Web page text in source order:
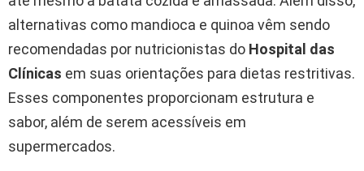
alternativas como mandioca e quinoa vêm sendo
recomendadas por nutricionistas do Hospital das
Clínicas em suas orientações para dietas restritivas.
Esses componentes proporcionam estrutura e
sabor, além de serem acessíveis em
supermercados.